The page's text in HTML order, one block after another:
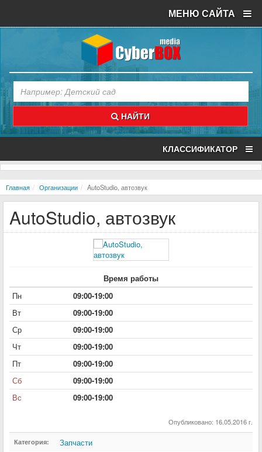
МЕНЮ САЙТА
НАЙТИ
КЛАССИФИКАТОР
Главная Организации AutoStudio, автозвук
AutoStudio, автозвук
Время работы
Пн
09:00-19:00
Вт
09:00-19:00
Ср
09:00-19:00
Чт
09:00-19:00
Пт
09:00-19:00
Сб
09:00-19:00
Вс
09:00-19:00
Опубликовано: 16.05.2016 г.
Категория: Запчасти